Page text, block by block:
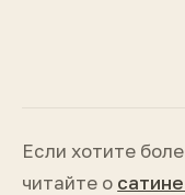
Если хотите
читайте о